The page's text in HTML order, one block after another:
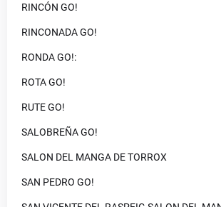
RINCÓN GO!
RINCONADA GO!
RONDA GO!:
ROTA GO!
RUTE GO!
SALOBREÑA GO!
SALON DEL MANGA DE TORROX
SAN PEDRO GO!